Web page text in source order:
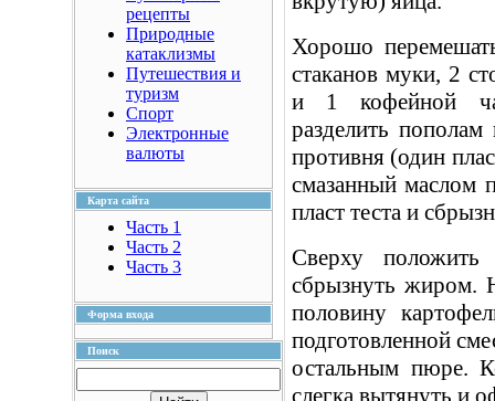
рецепты
Природные
катаклизмы
Путешествия и
туризм
Спорт
Электронные
валюты
Карта сайта
Часть 1
Часть 2
Часть 3
Форма входа
Поиск
Хорошо
стаканов муки, 2
и 1 кофейной
разделить
противня (один
смазанный маслом
пласт теста и
Сверху
сбрызнуть жиром.
половину
подготовленной
остальным пюре.
слегка вытянуть и